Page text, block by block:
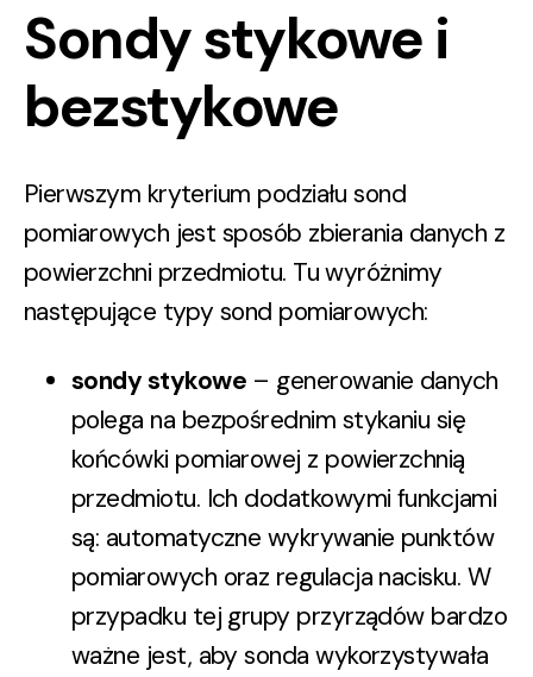
Sondy stykowe i
bezstykowe
Pierwszym kryterium podziału sond
pomiarowych jest sposób zbierania danych z
powierzchni przedmiotu. Tu wyróżnimy
następujące typy sond pomiarowych:
sondy stykowe– generowanie danych
polega na bezpośrednim stykaniu się
końcówki pomiarowej z powierzchnią
przedmiotu. Ich dodatkowymi funkcjami
są: automatyczne wykrywanie punktów
pomiarowych oraz regulacja nacisku. W
przypadku tej grupy przyrządów bardzo
ważne jest, aby sonda wykorzystywała